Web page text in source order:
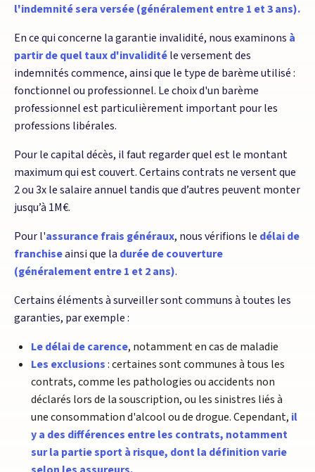
l'indemnité sera versée (généralement entre 1 et 3 ans).
En ce qui concerne la garantie invalidité, nous examinons à
partir de quel taux d'invaliditéle versement des
indemnités commence, ainsi que le type de barème utilisé :
fonctionnel ou professionnel. Le choix d'un barème
professionnel est particulièrement important pour les
professions libérales.
Pour le capital décès, il faut regarder quel est le montant
maximum qui est couvert. Certains contrats ne versent que
2 ou 3x le salaire annuel tandis que d’autres peuvent monter
jusqu’à 1M€.
Pour l'assurance frais généraux, nous vérifions le délai de
franchiseainsi que la durée de couverture
(généralement entre 1 et 2 ans).
Certains éléments à surveiller sont communs à toutes les
garanties, par exemple :
Le délai de carence, notamment en cas de maladie
Les exclusions: certaines sont communes à tous les
contrats, comme les pathologies ou accidents non
déclarés lors de la souscription, ou les sinistres liés à
une consommation d'alcool ou de drogue. Cependant, il
y a des différences entre les contrats, notamment
sur la partie sport à risque, dont la définition varie